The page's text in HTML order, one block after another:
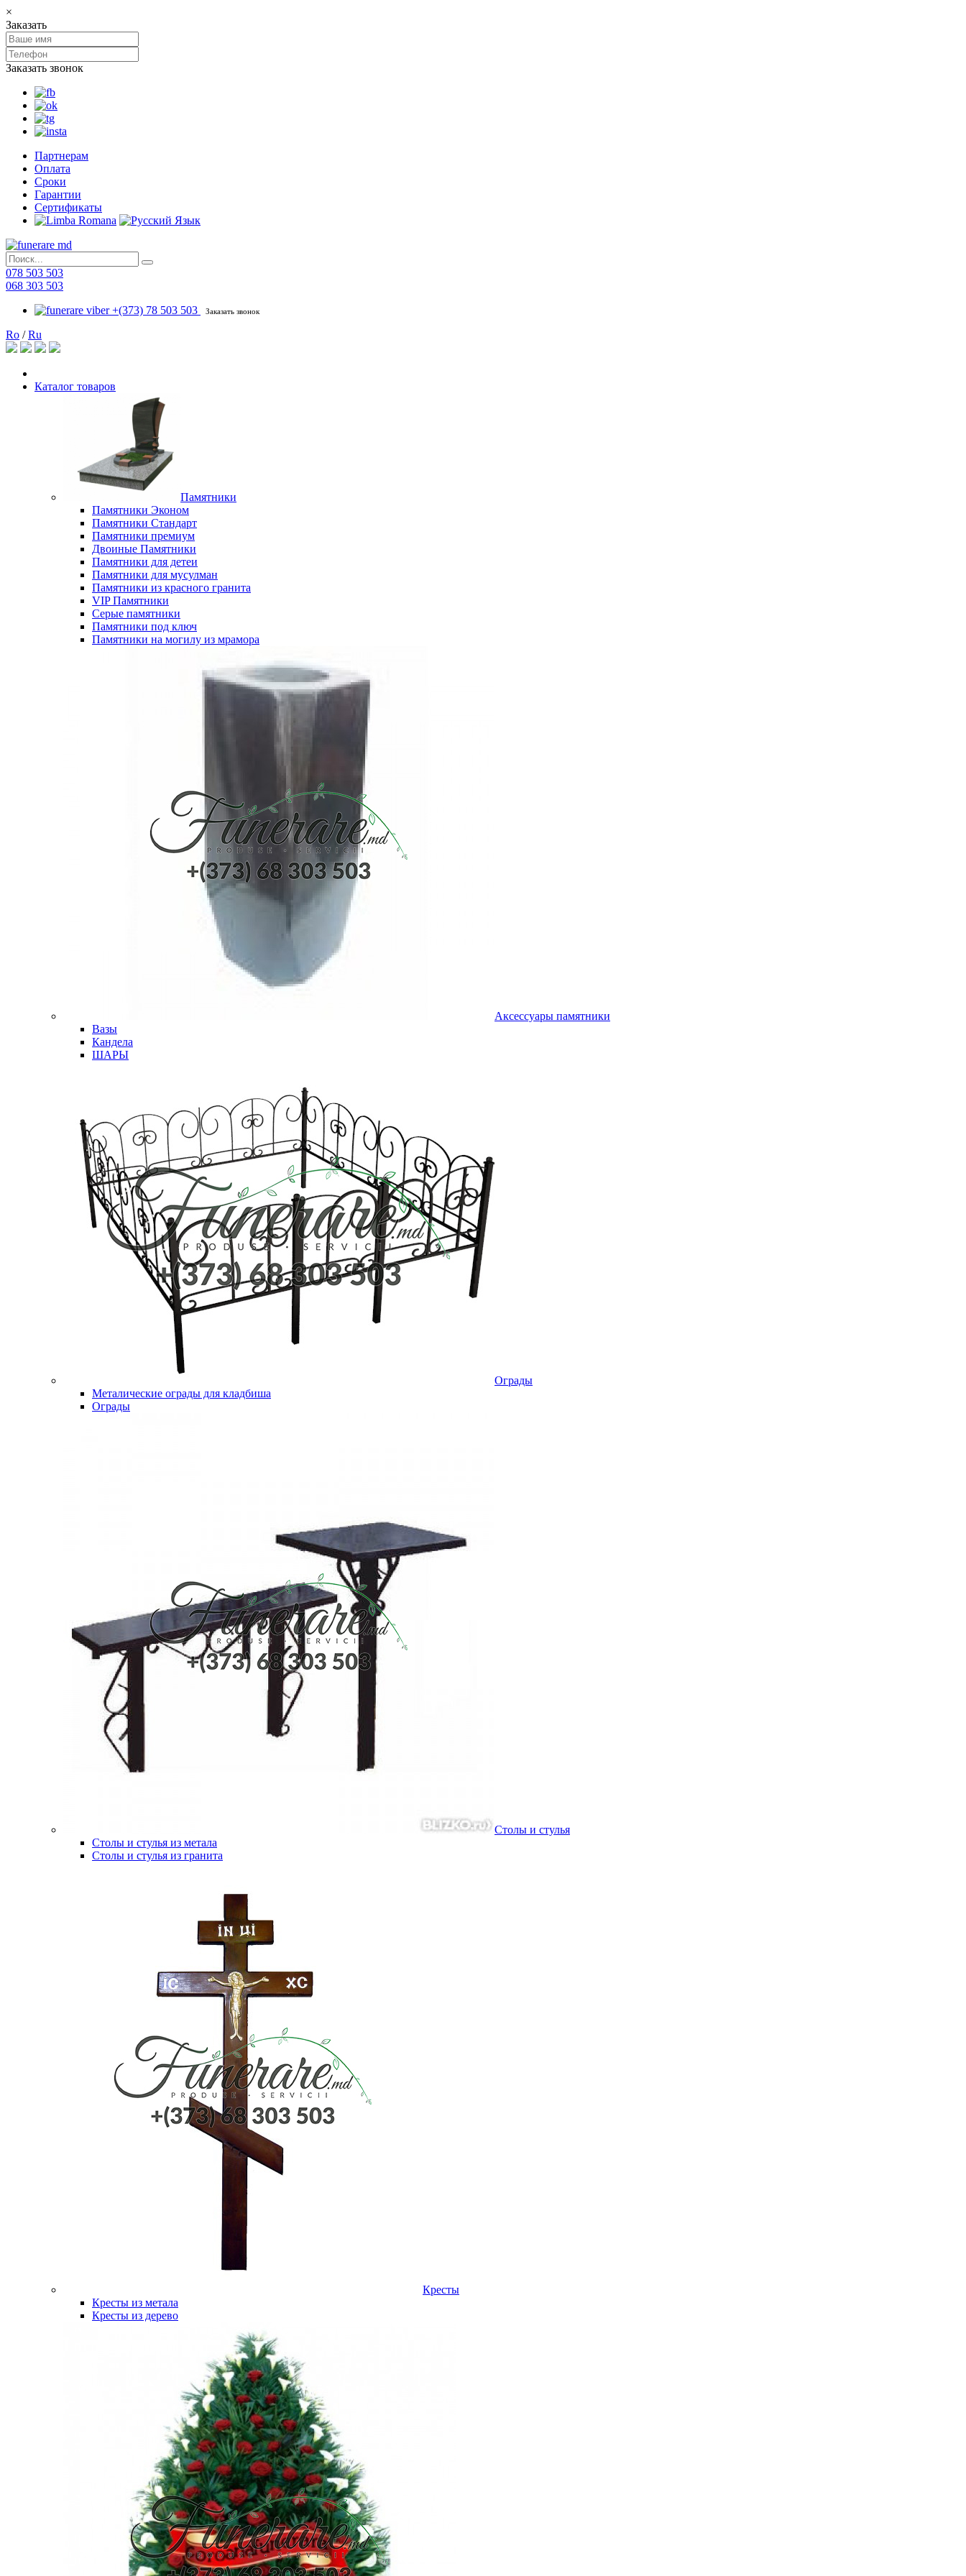
×
Заказать
Заказать звонок
Партнерам
Оплата
Сроки
Гарантии
Сертификаты
078 503 503
068 303 503
+(373) 78 503 503
Заказать звонок
Ro /Ru
Каталог товаров
Памятники
Памятники Эконом
Памятники Стандарт
Памятники премиум
Двоиные Памятники
Памятники для детеи
Памятники для мусулман
Памятники из красного гранита
VIP Памятники
Серые памятники
Памятники под ключ
Памятники на могилу из мрамора
Аксессуары памятники
Вазы
Кандела
ШАРЫ
Ограды
Металические ограды для кладбиша
Ограды
Столы и стулья
Столы и стулья из метала
Столы и стулья из гранита
Кресты
Кресты из метала
Кресты из дерево